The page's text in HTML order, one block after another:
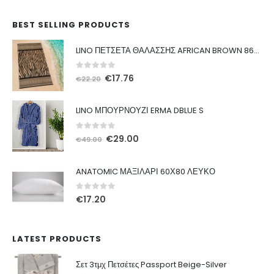
BEST SELLING PRODUCTS
LINO ΠΕΤΣΕΤΑ ΘΑΛΑΣΣΗΣ AFRICAN BROWN 86X160
out of 5
€22.20 Original
€17.76
LINO ΜΠΟΥΡΝΟΥΖΙ ERMA DBLUE S
out of 5
€49.00 Original
€29.00
ANATOMIC ΜΑΞΙΛΑΡΙ 60Χ80 ΛΕΥΚΟ
0out of 5
€17.20
LATEST PRODUCTS
Σετ 3τμχ Πετσέτες Passport Beige-Silver